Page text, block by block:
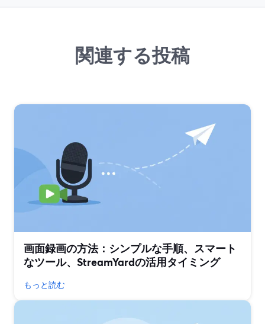
関連する投稿
画面録画の方法：シンプルな手順、スマート
なツール、StreamYardの活用タイミング
もっと読む